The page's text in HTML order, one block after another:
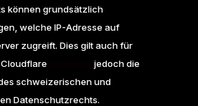
können grundsätzlich
welche IP-Adresse auf
zugreift. Dies gilt auch für
jedoch die
schweizerischen und
Datenschutzrechts.